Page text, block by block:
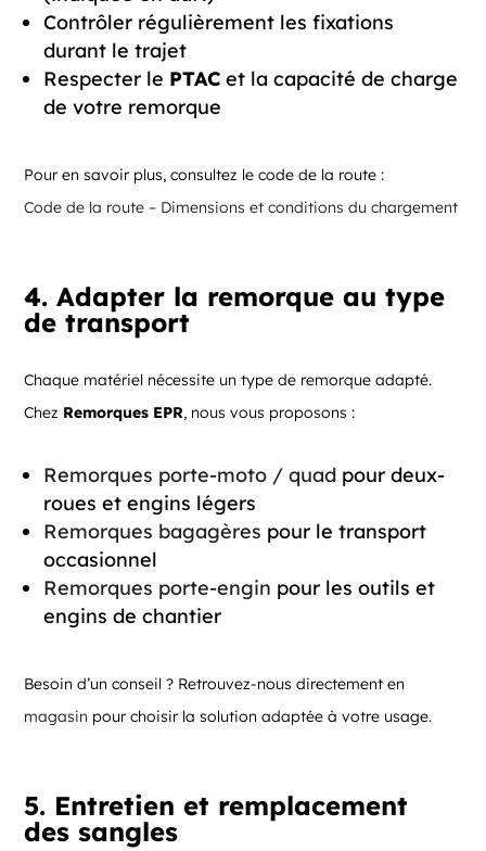
Contrôler régulièrement les fixations
durant le trajet
Respecter le PTAC et la capacité de charge
de votre remorque
Pour en savoir plus, consultez le code de la route :
Code de la route – Dimensions et conditions du chargement
4. Adapter la remorque au type
de transport
Chaque matériel nécessite un type de remorque adapté.
Chez Remorques EPR, nous vous proposons :
Remorques porte-moto / quad pour deux-
roues et engins légers
Remorques bagagères pour le transport
occasionnel
Remorques porte-engin pour les outils et
engins de chantier
Besoin d’un conseil ? Retrouvez-nous directement en
magasin pour choisir la solution adaptée à votre usage.
5. Entretien et remplacement
des sangles